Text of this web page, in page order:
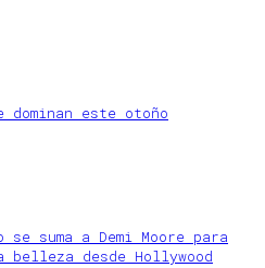
dominan este otoño
suma a Demi Moore para
desde Hollywood